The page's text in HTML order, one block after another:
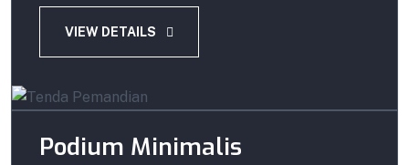
VIEW DETAILS
Podium Minimalis